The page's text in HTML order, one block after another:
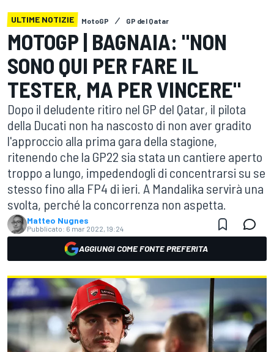
ULTIME NOTIZIE MotoGP GP del Qatar
MOTOGP | BAGNAIA: "NON
SONO QUI PER FARE IL
TESTER, MA PER VINCERE"
Dopo il deludente ritiro nel GP del Qatar, il pilota
della Ducati non ha nascosto di non aver gradito
l'approccio alla prima gara della stagione,
ritenendo che la GP22 sia stata un cantiere aperto
troppo a lungo, impedendogli di concentrarsi su se
stesso fino alla FP4 di ieri. A Mandalika servirà una
svolta, perché la concorrenza non aspetta.
Matteo Nugnes
Pubblicato: 6 mar 2022, 19:24
AGGIUNGI COME FONTE PREFERITA